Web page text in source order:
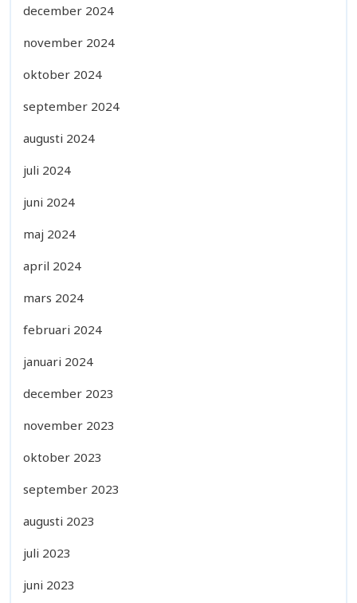
december 2024
november 2024
oktober 2024
september 2024
augusti 2024
juli 2024
juni 2024
maj 2024
april 2024
mars 2024
februari 2024
januari 2024
december 2023
november 2023
oktober 2023
september 2023
augusti 2023
juli 2023
juni 2023